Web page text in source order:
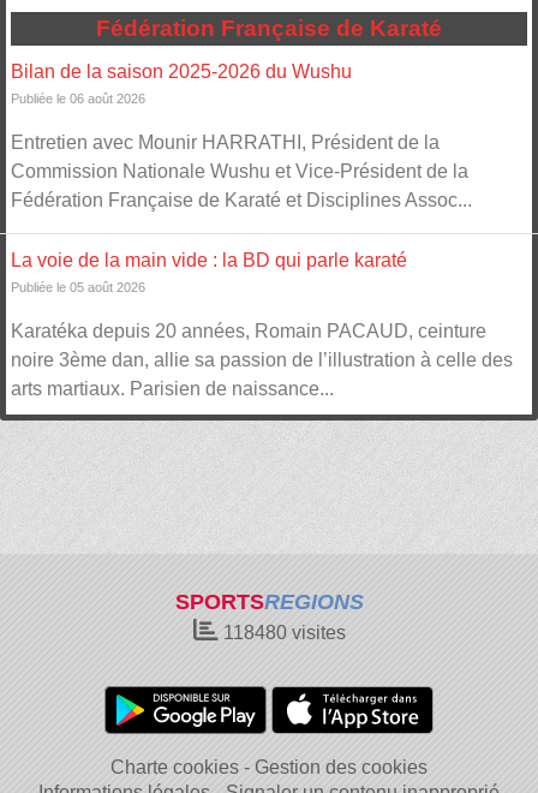
Fédération Française de Karaté
Bilan de la saison 2025-2026 du Wushu
Publiée le 06 août 2026
Entretien avec Mounir HARRATHI, Président de la
Commission Nationale Wushu et Vice-Président de la
Fédération Française de Karaté et Disciplines Assoc...
La voie de la main vide : la BD qui parle karaté
Publiée le 05 août 2026
Karatéka depuis 20 années, Romain PACAUD, ceinture
noire 3ème dan, allie sa passion de l’illustration à celle des
arts martiaux. Parisien de naissance...
SPORTSREGIONS
118480visites
Charte cookies
Gestion des cookies